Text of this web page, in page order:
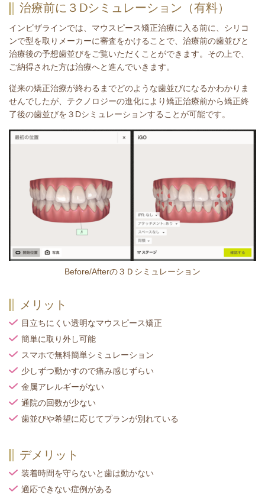
治療前に３Dシミュレーション（有料）
インビザラインでは、マウスピース矯正治療に入る前に、シリコ
ンで型を取りメーカーに審査をかけることで、治療前の歯並びと
治療後の予想歯並びをご覧いただくことができます。その上で、
ご納得された方は治療へと進んでいきます。
従来の矯正治療が終わるまでどのような歯並びになるかわかりま
せんでしたが、テクノロジーの進化により矯正治療前から矯正終
了後の歯並びを３Dシミュレーションすることが可能です。
Before/Afterの３Ｄシミュレーション
メリット
目立ちにくい透明なマウスピース矯正
簡単に取り外し可能
スマホで無料簡単シミュレーション
少しずつ動かすので痛み感じずらい
金属アレルギーがない
通院の回数が少ない
歯並びや希望に応じてプランが別れている
デメリット
装着時間を守らないと歯は動かない
適応できない症例がある